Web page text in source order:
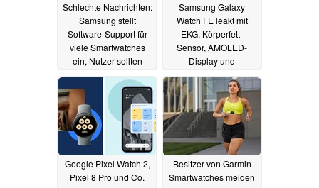
Schlechte Nachrichten:
Samsung stellt
Software-Support für
viele Smartwatches
ein, Nutzer sollten
vorher handeln
04.06.2024
Samsung Galaxy
Watch FE leakt mit
EKG, Körperfett-
Sensor, AMOLED-
Display und
bekanntem Design
04.06.2024
Google Pixel Watch 2,
Pixel 8 Pro und Co.
Besitzer von Garmin
Smartwatches melden